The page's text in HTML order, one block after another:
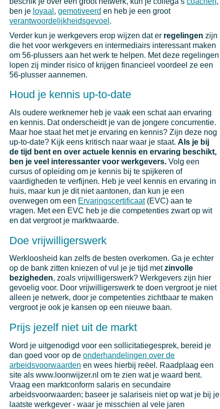
ben je loyaal ,gemotiveerd en heb je een groot
verantwoordelijkheidsgevoel .
Verder kun je werkgevers erop wijzen dat er regelingen zijn
die het voor werkgevers en intermediairs interessant maken
om 56-plussers aan het werk te helpen. Met deze regelingen
lopen zij minder risico of krijgen financieel voordeel ze een
56-plusser aannemen.
Houd je kennis up-to-date
Als oudere werknemer heb je vaak een schat aan ervaring
en kennis. Dat onderscheidt je van de jongere concurrentie.
Maar hoe staat het met je ervaring en kennis? Zijn deze nog
up-to-date? Kijk eens kritisch naar waar je staat.Als je bij
de tijd bent en over actuele kennis en ervaring beschikt,
ben je veel interessanter voor werkgevers. Volg een
cursus of opleiding om je kennis bij te spijkeren of
vaardigheden te verfijnen. Heb je veel kennis en ervaring in
huis, maar kun je dit niet aantonen, dan kun je een
overwegen om een Ervaringscertificaat(EVC) aan te
vragen. Met een EVC heb je die competenties zwart op wit
en dat vergroot je marktwaarde.
Doe vrijwilligerswerk
Werkloosheid kan zelfs de besten overkomen. Ga je echter
op de bank zitten kniezen of vul je je tijd metzinvolle
bezigheden, zoals vrijwilligerswerk? Werkgevers zijn hier
gevoelig voor. Door vrijwilligerswerk te doen vergroot je niet
alleen je netwerk, door je competenties zichtbaar te maken
vergroot je ook je kansen op een nieuwe baan.
Prijs jezelf niet uit de markt
Word je uitgenodigd voor een sollicitatiegesprek, bereid je
dan goed voor op deonderhandelingen over de
arbeidsvoorwaarden en wees hierbij reëel. Raadplaag een
site als www.loonwijzer.nl om te zien wat je waard bent.
Vraag een marktconform salaris en secundaire
arbeidsvoorwaarden; baseer je salariseis niet op wat je bij je
laatste werkgever - waar je misschien al vele jaren